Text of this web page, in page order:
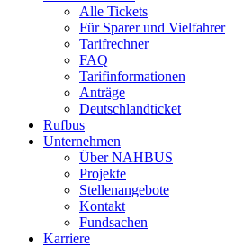
Alle Tickets
Für Sparer und Vielfahrer
Tarifrechner
FAQ
Tarifinformationen
Anträge
Deutschlandticket
Rufbus
Unternehmen
Über NAHBUS
Projekte
Stellenangebote
Kontakt
Fundsachen
Karriere